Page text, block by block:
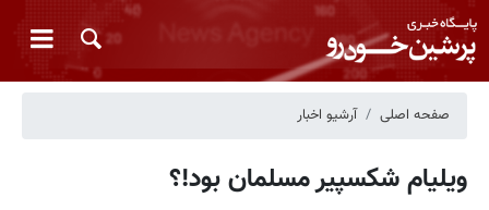
صفحه اصلی آرشیو اخبار
ویلیام شکسپیر مسلمان بود!؟